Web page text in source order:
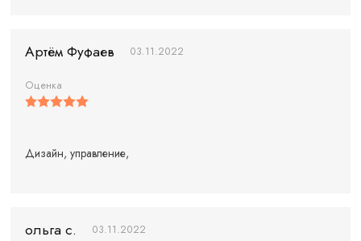
Артём Фуфаев 03.11.2022
Оценка
Дизайн, управление,
ольга с. 03.11.2022